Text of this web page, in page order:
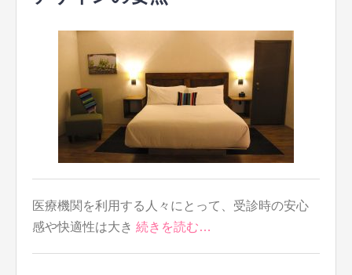
医療機関を利用する人々にとって、受診時の安心
感や快適性は大き 続きを読む…